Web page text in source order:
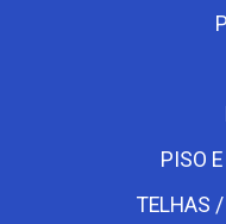
PISO
TELHAS /